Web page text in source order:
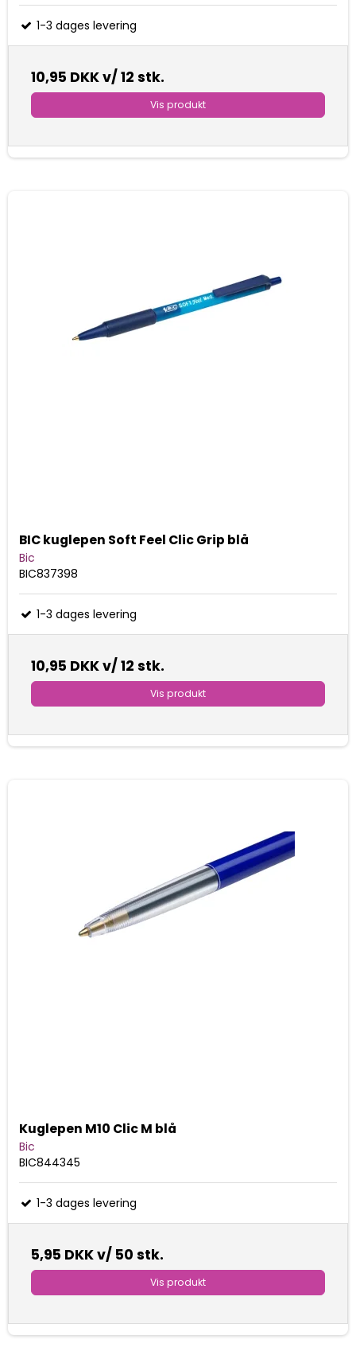
1-3 dages levering
10,95 DKKv/ 12 stk.
Vis produkt
BIC kuglepen Soft Feel Clic Grip blå
Bic
BIC837398
1-3 dages levering
10,95 DKKv/ 12 stk.
Vis produkt
Kuglepen M10 Clic M blå
Bic
BIC844345
1-3 dages levering
5,95 DKKv/ 50 stk.
Vis produkt